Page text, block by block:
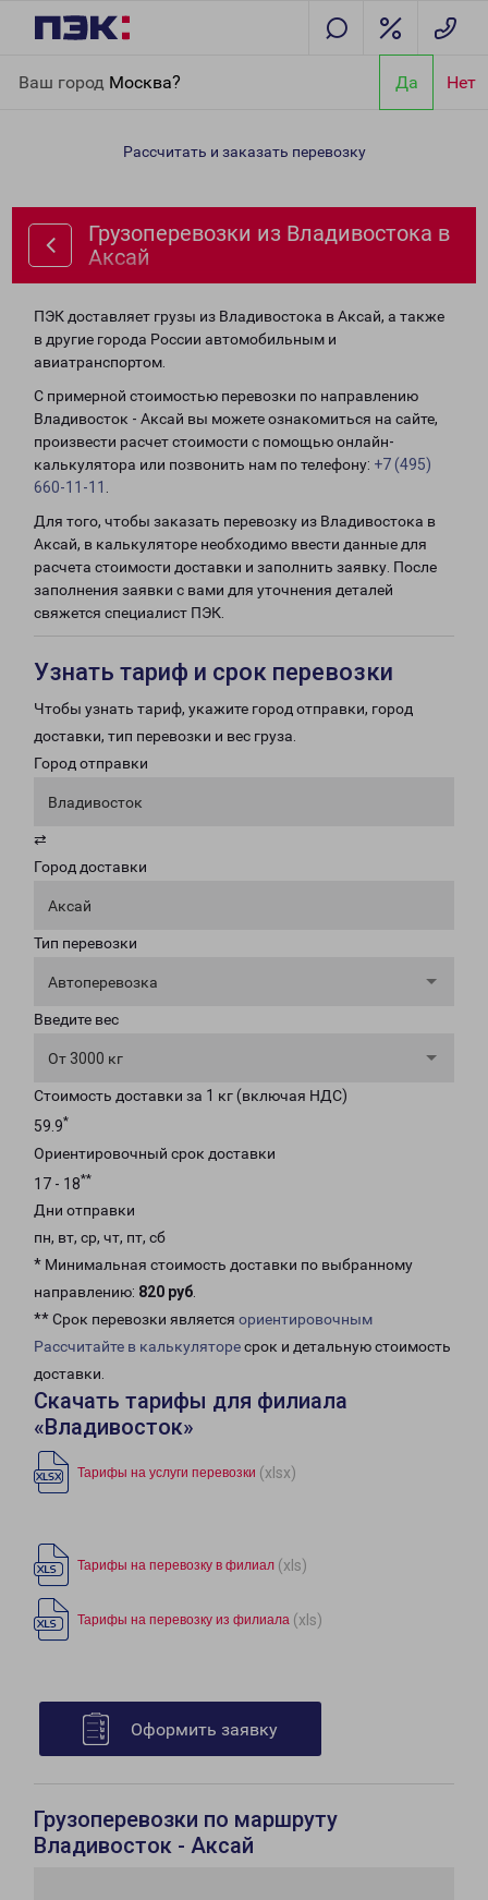
Ваш город Москва? Да Нет
Аксай
Рассчитать и заказать перевозку
Грузоперевозки из Владивостока в
Аксай
ПЭК доставляет грузы из Владивостока в Аксай, а также
в другие города России автомобильным и
авиатранспортом.
С примерной стоимостью перевозки по направлению
Владивосток - Аксай вы можете ознакомиться на сайте,
произвести расчет стоимости с помощью онлайн-
калькулятора или позвонить нам по телефону: +7 (495)
660-11-11
Для того, чтобы заказать перевозку из Владивостока в
Аксай, в калькуляторе необходимо ввести данные для
расчета стоимости доставки и заполнить заявку. После
заполнения заявки с вами для уточнения деталей
свяжется специалист ПЭК.
Узнать тариф и срок перевозки
Чтобы узнать тариф, укажите город отправки, город
доставки, тип перевозки и вес груза.
Город отправки
Владивосток
⇄
Город доставки
Аксай
Тип перевозки
Автоперевозка
Введите вес
От 3000 кг
Стоимость доставки за 1 кг (включая НДС)
59.9*
Ориентировочный срок доставки
17 - 18**
Дни отправки
пн, вт, ср, чт, пт, сб
* Минимальная стоимость доставки по выбранному
направлению: 820 руб.
** Срок перевозки является ориентировочным
Рассчитайте в калькуляторесрок и детальную стоимость
доставки.
Скачать тарифы для филиала
«Владивосток»
Тарифы на услуги перевозки (xlsx)
Тарифы на перевозку в филиал (xls)
Тарифы на перевозку из филиала (xls)
Оформить заявку
Грузоперевозки по маршруту
Владивосток - Аксай